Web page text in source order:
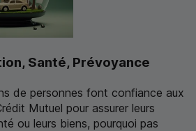
Santé, Prévoyance
de personnes font confiance aux
Mutuel pour assurer leurs
ou leurs biens, pourquoi pas